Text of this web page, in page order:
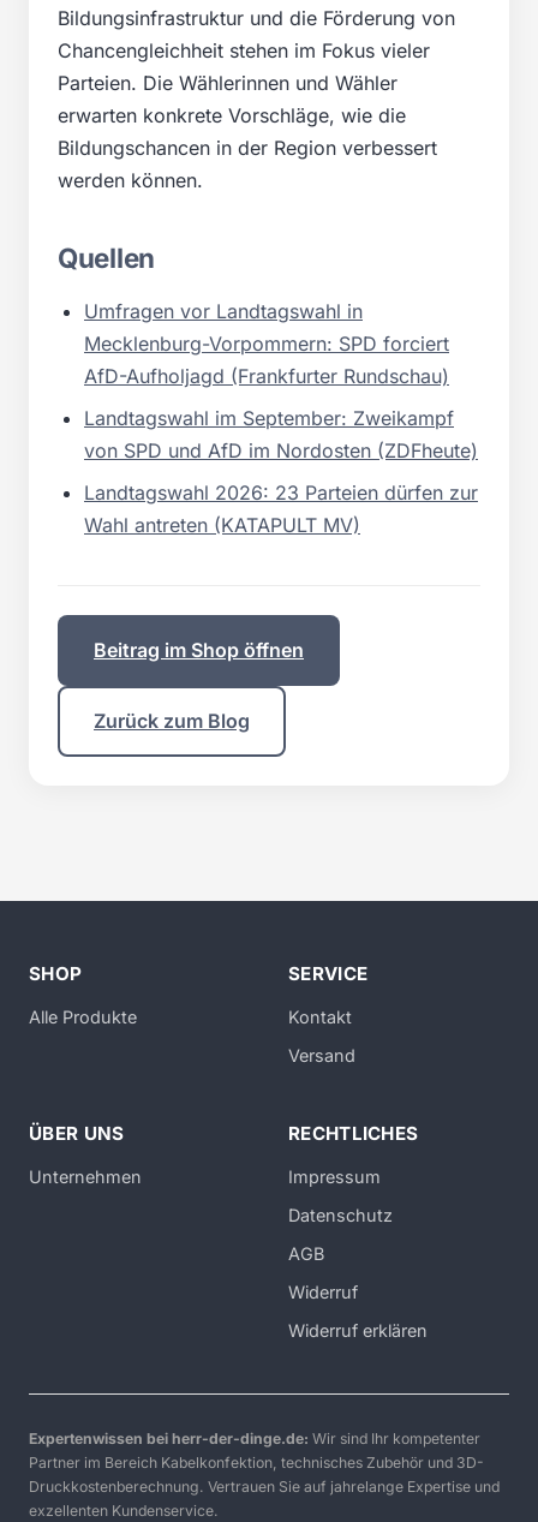
Bildungsinfrastruktur und die Förderung von
Chancengleichheit stehen im Fokus vieler
Parteien. Die Wählerinnen und Wähler
erwarten konkrete Vorschläge, wie die
Bildungschancen in der Region verbessert
werden können.
Quellen
Umfragen vor Landtagswahl in
Mecklenburg-Vorpommern: SPD forciert
AfD-Aufholjagd (Frankfurter Rundschau)
Landtagswahl im September: Zweikampf
von SPD und AfD im Nordosten (ZDFheute)
Landtagswahl 2026: 23 Parteien dürfen zur
Wahl antreten (KATAPULT MV)
Beitrag im Shop öffnen
Zurück zum Blog
SHOP
Alle Produkte
SERVICE
Kontakt
Versand
ÜBER UNS
Unternehmen
RECHTLICHES
Impressum
Datenschutz
AGB
Widerruf
Widerruf erklären
Expertenwissen bei herr-der-dinge.de: Wir sind Ihr kompetenter
Partner im Bereich Kabelkonfektion, technisches Zubehör und 3D-
Druckkostenberechnung. Vertrauen Sie auf jahrelange Expertise und
exzellenten Kundenservice.